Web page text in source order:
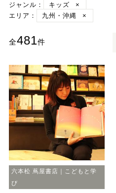
ジャンル：
キッズ
×
エリア：
九州・沖縄 ×
全481件
六本松 蔦屋書店｜こどもと学
び